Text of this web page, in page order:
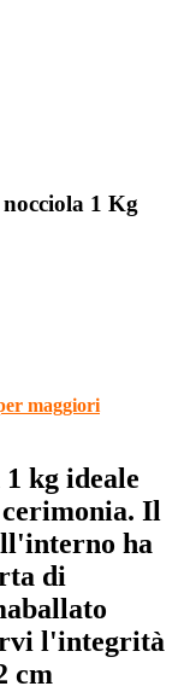
1 Kg
maggiori
kg ideale
cerimonia. Il
ha
di
l'integrità
cm